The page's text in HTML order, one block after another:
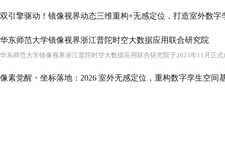
华东师范大学镜像视界浙江普陀时空大数据应用联合研究院
像素觉醒・坐标落地：2026 室外无感定位，重构数字孪生空间